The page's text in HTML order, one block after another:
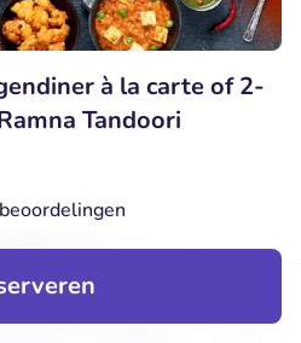
à la carte of 2-
Tandoori